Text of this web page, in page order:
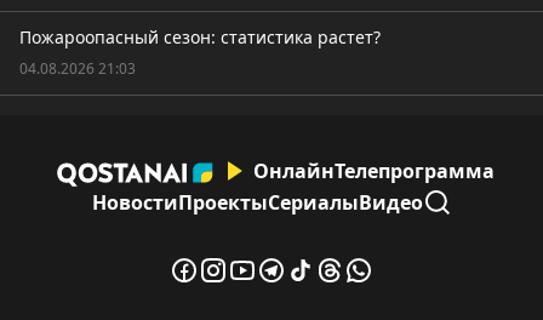
Пожароопасный сезон: статистика растет?
04.08.2026 21:03
ОнлайнТелепрограмма
НовостиПроектыСериалыВидео